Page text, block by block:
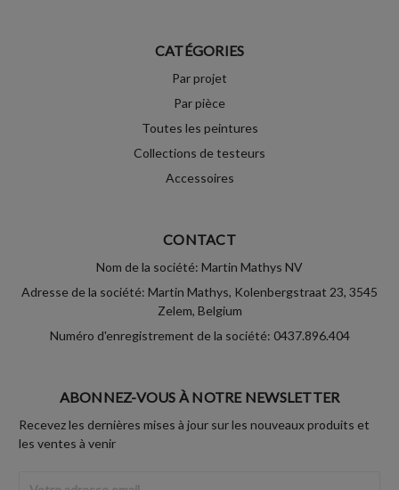
CATÉGORIES
Par projet
Par pièce
Toutes les peintures
Collections de testeurs
Accessoires
CONTACT
Nom de la société: Martin Mathys NV
Adresse de la société: Martin Mathys, Kolenbergstraat 23, 3545
Zelem, Belgium
Numéro d'enregistrement de la société: 0437.896.404
ABONNEZ-VOUS À NOTRE NEWSLETTER
Recevez les dernières mises à jour sur les nouveaux produits et
les ventes à venir